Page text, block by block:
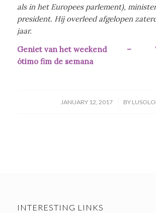
als in het Europees parlement),
president. Hij overleed afgelopen
jaar.
Geniet van het weekend –
ótimo fim de semana
JANUARY 12, 2017
/ BY
INTERESTING LINKS